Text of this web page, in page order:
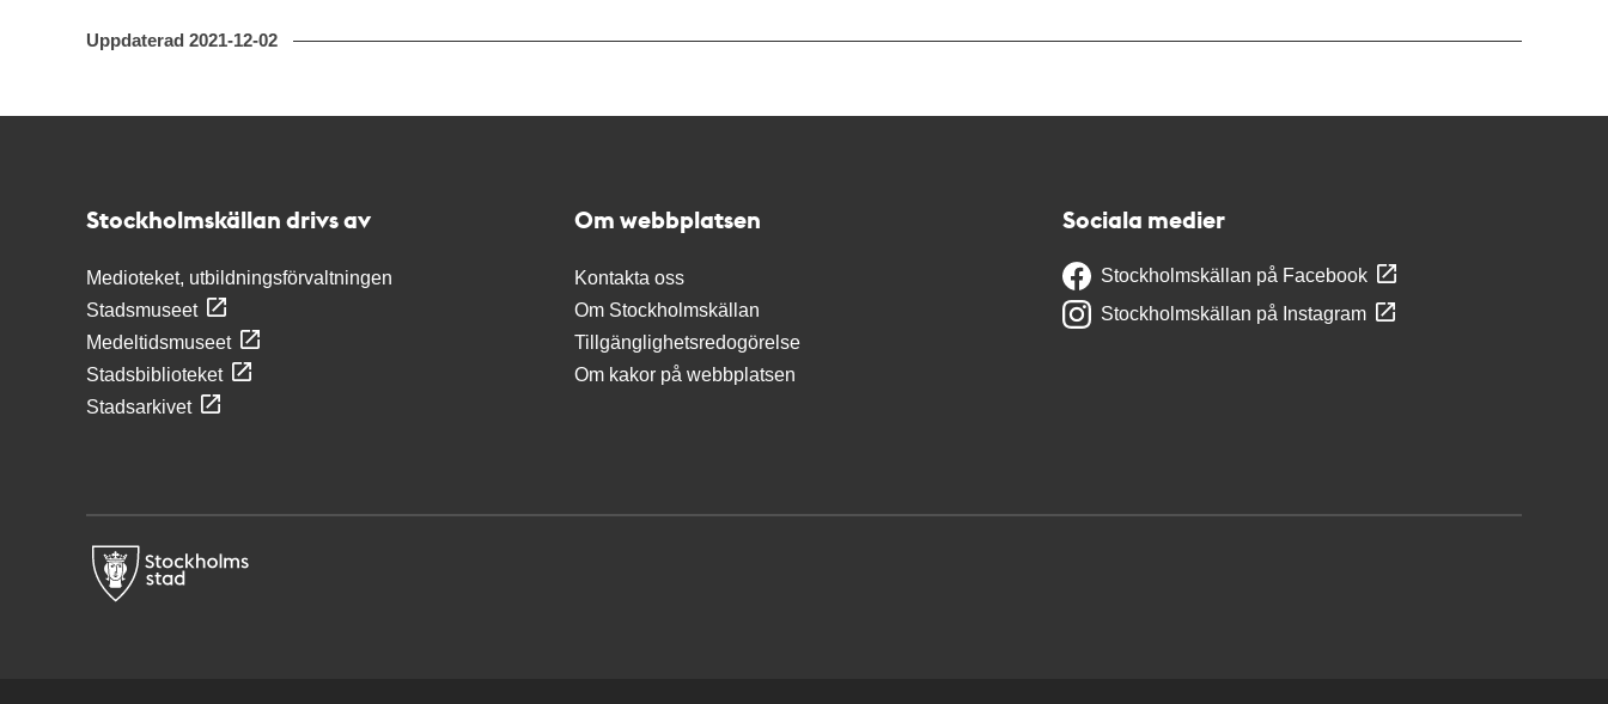
Uppdaterad 2021-12-02
Stockholmskällan drivs av
Medioteket, utbildningsförvaltningen
Stadsmuseet
Medeltidsmuseet
Stadsbiblioteket
Stadsarkivet
Om webbplatsen
Kontakta oss
Om Stockholmskällan
Tillgänglighetsredogörelse
Om kakor på webbplatsen
Sociala medier
Stockholmskällan på Facebook
Stockholmskällan på Instagram